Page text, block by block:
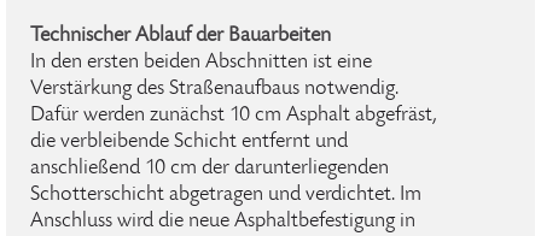
Technischer Ablauf der Bauarbeiten
In den ersten beiden Abschnitten ist eine
Verstärkung des Straßenaufbaus notwendig.
Dafür werden zunächst 10 cm Asphalt abgefräst,
die verbleibende Schicht entfernt und
anschließend 10 cm der darunterliegenden
Schotterschicht abgetragen und verdichtet. Im
Anschluss wird die neue Asphaltbefestigung in